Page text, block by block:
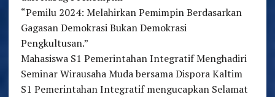
“Pemilu 2024: Melahirkan Pemimpin Berdasarkan
Gagasan Demokrasi Bukan Demokrasi
Pengkultusan.”
Mahasiswa S1 Pemerintahan Integratif Menghadiri
Seminar Wirausaha Muda bersama Dispora Kaltim
S1 Pemerintahan Integratif mengucapkan Selamat